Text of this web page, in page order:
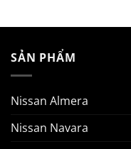
SẢN PHẨM
Nissan Almera
Nissan Navara